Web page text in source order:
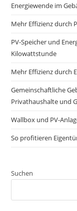
Energiewende im
Mehr Effizienz durch
PV-Speicher und
Kilowattstunde
Mehr Effizienz durch
Gemeinschaftliche
Privathaushalte und
Wallbox und PV-
So profitieren
Suchen